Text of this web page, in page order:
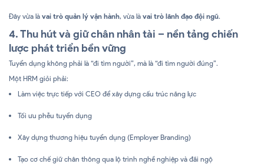
Đây vừa là vai trò quản lý vận hành, vừa là vai trò lãnh đạo đội ngũ.
4. Thu hút và giữ chân nhân tài – nền tảng chiến
lược phát triển bền vững
Tuyển dụng không phải là “đi tìm người”, mà là “đi tìm người đúng”.
Một HRM giỏi phải:
Làm việc trực tiếp với CEO để xây dựng cấu trúc năng lực
Tối ưu phễu tuyển dụng
Xây dựng thương hiệu tuyển dụng (Employer Branding)
Tạo cơ chế giữ chân thông qua lộ trình nghề nghiệp và đãi ngộ